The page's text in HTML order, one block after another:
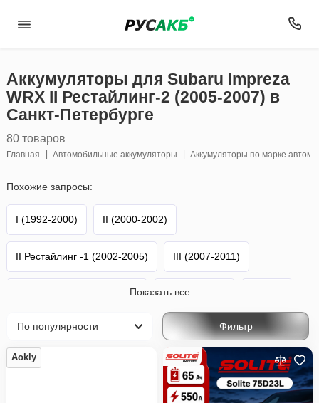
Аккумуляторы для Subaru Impreza
WRX II Рестайлинг-2 (2005-2007) в
Санкт-Петербурге
80 товаров
Главная Автомобильные аккумуляторы Аккумуляторы по марке
Похожие запросы:
I (1992-2000) II (2000-2002)
II Рестайлинг -1 (2002-2005) III (2007-2011)
III Рестайлинг (2011-2014) Impreza WRX
Показать все
Фильтр
Aokly